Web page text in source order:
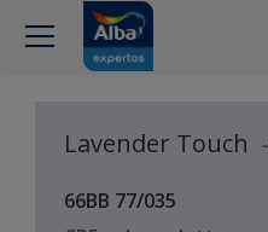
Lavender Touch
66BB 77/035